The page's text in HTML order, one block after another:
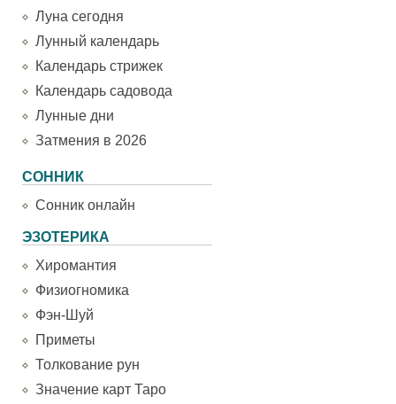
Луна сегодня
Лунный календарь
Календарь стрижек
Календарь садовода
Лунные дни
Затмения в 2026
СОННИК
Сонник онлайн
ЭЗОТЕРИКА
Хиромантия
Физиогномика
Фэн-Шуй
Приметы
Толкование рун
Значение карт Таро